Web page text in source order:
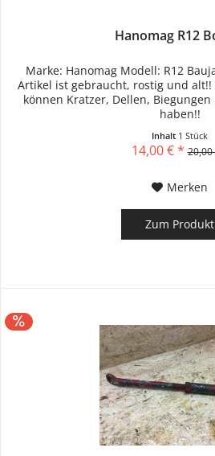
Hanomag R12
Marke: Hanomag Modell: R12
Artikel ist gebraucht, rostig und
können Kratzer, Dellen,
haben!!
Inhalt 1 Stück
14,00 € *
Merken
Zum Produkt